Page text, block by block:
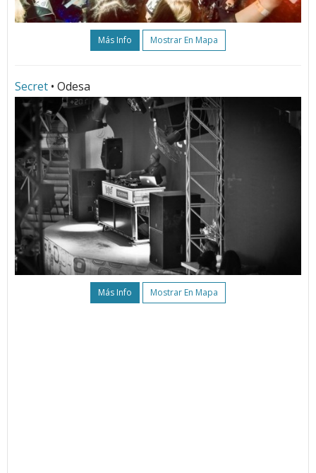
Más Info Mostrar En Mapa
Secret • Odesa
Más Info Mostrar En Mapa